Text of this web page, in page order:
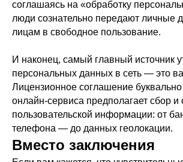
соглашаясь на «обработку
люди сознательно передают личные
лицам в свободное пользование.
И наконец, самый главный источник
персональных данных в сеть — это
Лицензионное соглашение
онлайн-сервиса предполагает сбор и
пользовательской информации: от
телефона — до данных геолокации.
Вместо заключения
ПОЛЕЗНЫЕ МАТЕРИАЛЫ
И СКИДКИ ДЛЯ СВОИХ